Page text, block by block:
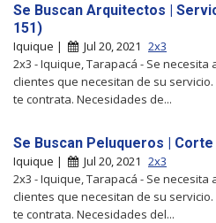
Se Buscan Arquitectos |
151)
Iquique | Jul 20, 2021 2x3
2x3 - Iquique, Tarapacá - Se
clientes que necesitan de su
te contrata. Necesidades de...
Se Buscan Peluqueros | Corte
Iquique | Jul 20, 2021 2x3
2x3 - Iquique, Tarapacá - Se
clientes que necesitan de su
te contrata. Necesidades del...